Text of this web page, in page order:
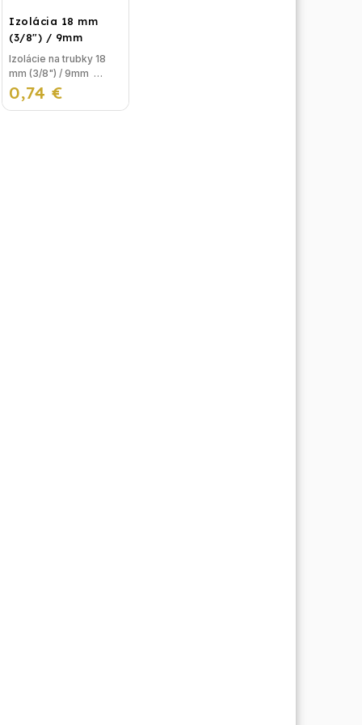
Izolácia 18 mm
(3/8") / 9mm
0,74 €
Izolácie na trubky 18
mm (3/8") / 9mm
Izolácia na potrubie,
alebo izolačná pena na